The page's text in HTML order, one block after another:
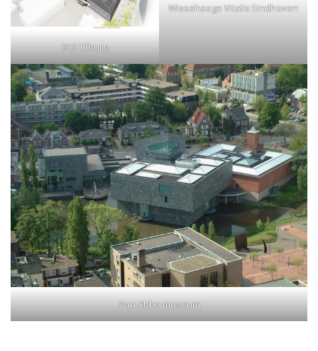
013 Tilburg
Wissehaege Vitalis Eindhoven
Van Abbe museum